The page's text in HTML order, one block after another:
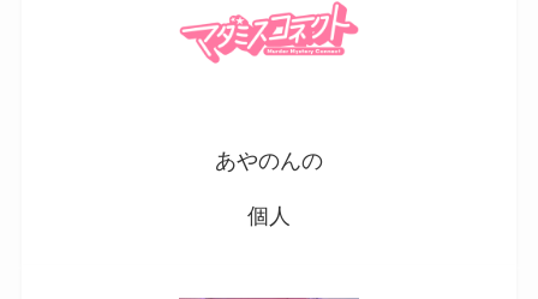
あやのんの
個人